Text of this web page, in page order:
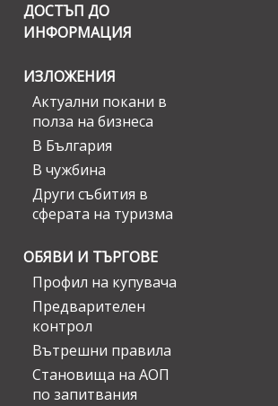
ДОСТЪП ДО
ИНФОРМАЦИЯ
ИЗЛОЖЕНИЯ
Актуални покани в
полза на бизнеса
В България
В чужбина
Други събития в
сферата на туризма
ОБЯВИ И ТЪРГОВЕ
Профил на купувача
Предварителен
контрол
Вътрешни правила
Становища на АОП
по запитвания